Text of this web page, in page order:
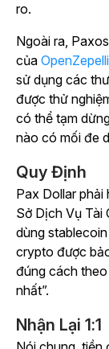
ro.
Ngoài ra,
của
sử dụng các
được thử
có thể tạm
nào có mối đe
Quy Định
Pax Dollar
Sở Dịch Vụ Tài
dùng
crypto được
đúng cách
nhất”.
Nhận Lại 1:1